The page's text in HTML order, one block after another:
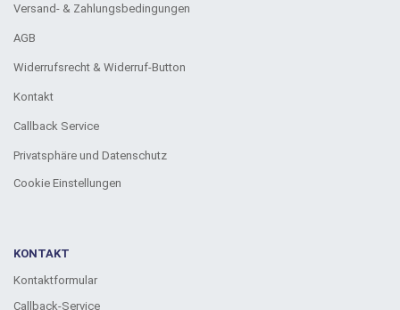
Versand- & Zahlungsbedingungen
AGB
Widerrufsrecht & Widerruf-Button
Kontakt
Callback Service
Privatsphäre und Datenschutz
Cookie Einstellungen
KONTAKT
Kontaktformular
Callback-Service